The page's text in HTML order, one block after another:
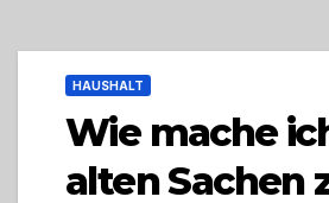
HAUSHALT
Wie mache
alten Sachen